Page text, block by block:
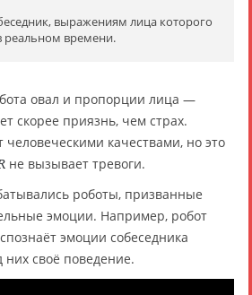
выражениям лица которого
реальном времени.
овал и пропорции лица —
скорее приязнь, чем страх.
человеческими качествами, но это
не вызывает тревоги.
роботы, призванные
эмоции. Например, робот
эмоции собеседника
них своё поведение.